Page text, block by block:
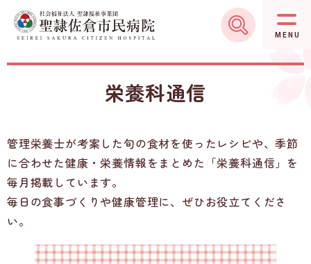
バ
ゲ
ー
シ
ョ
ン
ル
ー
シ
ョ
ン
へ
ー
MENU
栄養科通信
管理栄養士が考案した旬の食材を使ったレシピや、季節
に合わせた健康・栄養情報をまとめた「栄養科通信」を
毎月掲載しています。
毎日の食事づくりや健康管理に、ぜひお役立てくださ
い。